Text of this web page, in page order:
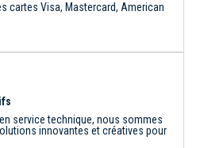
cartes Visa, Mastercard, American
service technique, nous sommes
innovantes et créatives pour